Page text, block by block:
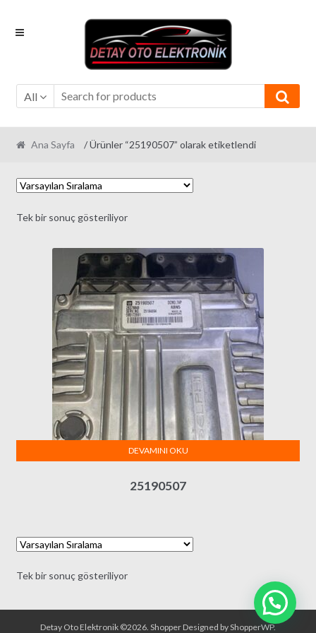
Skip
Skip
All
Ana Sayfa / Ürünler “25190507” olarak etiketlendi
Tek bir sonuç gösteriliyor
25190507
DEVAMINI OKU
Tek bir sonuç gösteriliyor
Detay Oto Elektronik ©2026. Shopper Designed byShopperWP.